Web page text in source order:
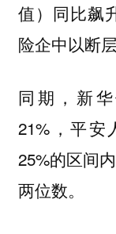
值）同比飙
险企中以断
同期，新
21%，平安
25%的区间
两位数。